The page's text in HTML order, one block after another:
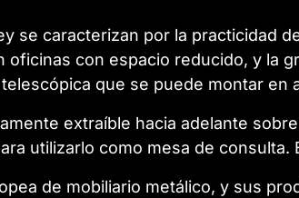
se caracterizan por la practicidad
con espacio reducido, y la
que se puede montar en
extraíble hacia adelante
utilizarlo como mesa de
de mobiliario metálico, y sus